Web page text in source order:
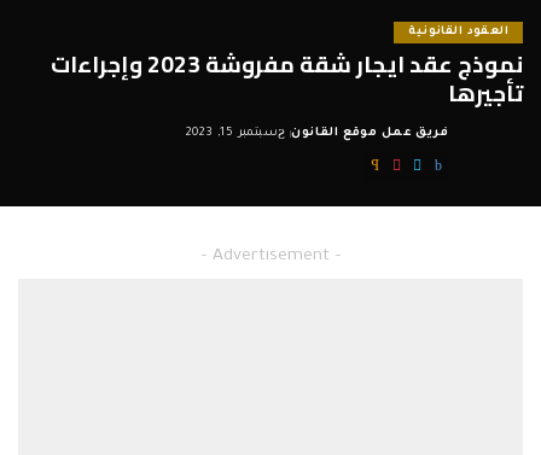
العقود القانونية
نموذج عقد ايجار شقة مفروشة 2023 وإجراءات
تأجيرها
Posted
by
فريق عمل موقع القانون سبتمبر 15, 2023
– Advertisement –